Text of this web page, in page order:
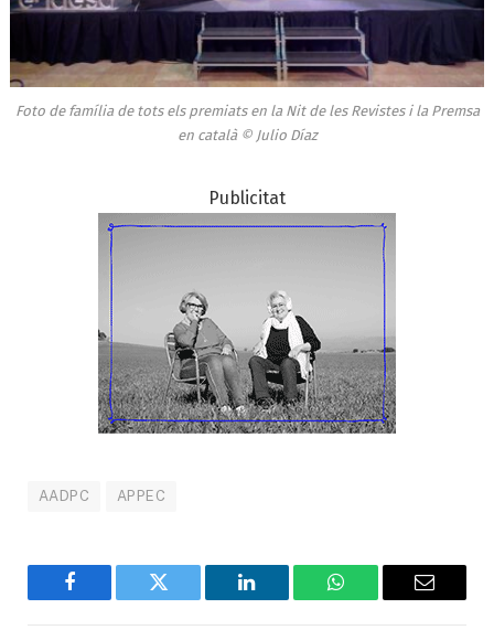
Foto de família de tots els premiats en la Nit de les Revistes i la Premsa
en català © Julio Díaz
Publicitat
AADPC APPEC
Facebook Twitter LinkedIn WhatsAppEmail